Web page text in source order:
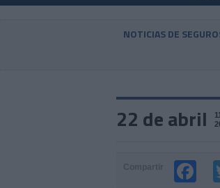
NOTICIAS DE
22 de abril